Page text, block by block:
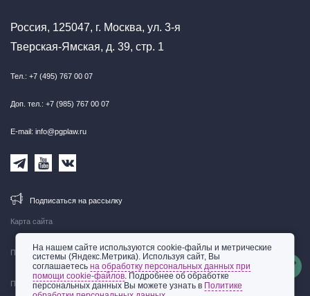
Карта сайта
Правовая информация
Политика обработки персональных данных
Россия, 125047, г. Москва, ул. 3-я
Тверская-Ямская, д. 39, стр. 1
Тел.: +7 (495) 767 00 07
Доп. тел.: +7 (985) 767 00 07
E-mail: info@pgplaw.ru
Подписаться на рассылку
На нашем сайте используются cookie-файлы и метрические
системы (Яндекс.Метрика). Используя сайт, Вы
соглашаетесьна обработку персональных данных при
помощи cookie-файлов. Подробнее об обработке
персональных данных Вы можете узнать в Политике